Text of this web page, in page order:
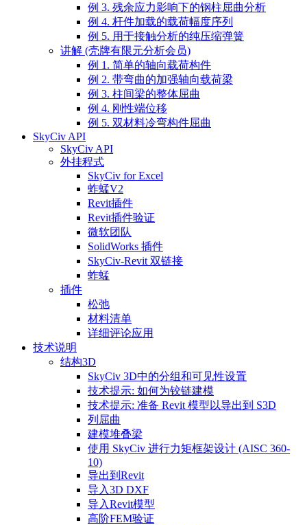
例 3. 残余应力影响下的钢柱屈曲分析
例 4. 杆件加载的载荷幅度序列
例 5. 用于接触分析的纯压缩弹簧
讲解 (壳牌有限元分析会员)
例 1. 简单的轴向载荷构件
例 2. 带弯曲的加强轴向载荷梁
例 3. 柱间梁的整体屈曲
例 4. 刚性端位移
例 5. 双材料冷弯构件屈曲
SkyCiv API
SkyCiv API
外挂程式
SkyCiv for Excel
蚱蜢V2
Revit插件
Revit插件验证
微软团队
SolidWorks 插件
SkyCiv-Revit 双链接
蚱蜢
插件
松弛
材料清单
详细评论应用
技术说明
结构3D
SkyCiv 3D中的分组和可见性设置
技术提示: 如何为铰链建模
技术提示: 准备 Revit 模型以导出到 S3D
列屈曲
建模堆叠梁
使用 SkyCiv 进行力矩框架设计 (AISC 360-
10)
导出到Revit
导入3D DXF
导入Revit模型
高阶FEM验证